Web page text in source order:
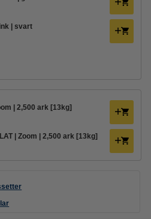
| svart
| 2,500 ark [13kg]
| Zoom | 2,500 ark [13kg]